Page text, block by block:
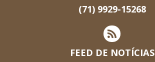
(71) 9929-15268
FEED DE NOTÍCIAS